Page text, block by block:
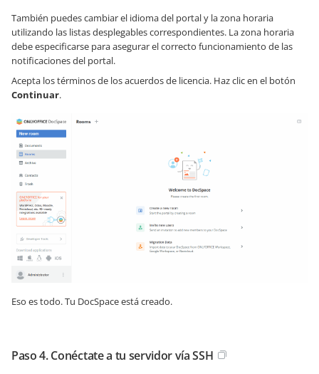
También puedes cambiar el idioma del portal y la zona horaria
utilizando las listas desplegables correspondientes. La zona horaria
debe especificarse para asegurar el correcto funcionamiento de las
notificaciones del portal.
Acepta los términos de los acuerdos de licencia. Haz clic en el botón
Continuar.
Eso es todo. Tu DocSpace está creado.
Paso 4. Conéctate a tu servidor vía SSH